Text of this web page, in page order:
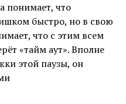
понимает, что
быстро, но в свою
что с этим всем
«тайм аут». Вполне
этой паузы, он